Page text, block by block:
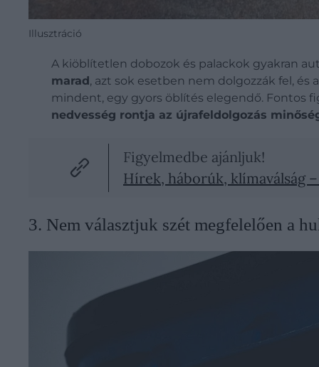
Illusztráció
A kiöblítetlen dobozok és palackok gyakran
marad, azt sok esetben nem dolgozzák fel,
mindent, egy gyors öblítés elegendő. Fontos
nedvesség rontja az újrafeldolgozás
Figyelmedbe ajánljuk!
Hírek, háborúk, klímaválság
3. Nem választjuk szét megfelelően a